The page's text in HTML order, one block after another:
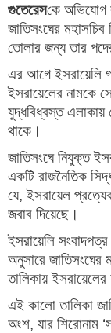
গুতেরেসকে অভিযোগ
জাতিসংঘের
তোলার জন্য তার
এর আগে ইসরায়েলি
ইসরায়েলের নামকে
যুদ্ধবিধ্বস্ত
থাকে।
জাতিসংঘে নিযুক্ত
একটি রাজনৈতিক
যে, ইসরায়েল
জবাব দিয়েছে।
ইসরায়েলি
অনুসারে
তালিকায়
এই কালো তালিকা
অংশ, যার শিরোনাম